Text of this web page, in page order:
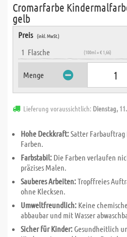
Cromarfarbe
gelb
Preis (inkl. MwSt.)
1 Flasche (100ml = € 1,66)
Menge
Lieferung voraussichtlich: Dienstag,
Hohe Deckkraft:Satter
Farben.
Farbstabil: Die Farben verlaufen
präzises Malen.
Sauberes Arbeiten:Tropffreies
ohne Klecksen.
Umweltfreundlich: Keine
abbaubar und mit Wasser
Sicher für Kinder: Gesundheitlich